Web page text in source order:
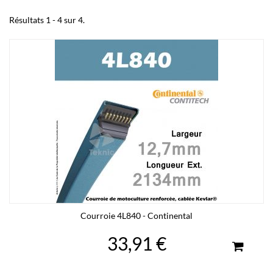
Résultats 1 - 4 sur 4.
Courroie 4L840 - Continental
33,91 €